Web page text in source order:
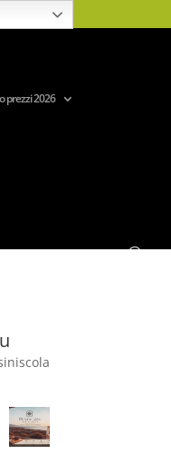
prezzi 2026